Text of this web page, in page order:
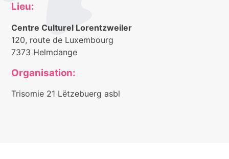
Lieu:
Centre Culturel Lorentzweiler
120, route de Luxembourg
7373 Helmdange
Organisation:
Trisomie 21 Lëtzebuerg asbl